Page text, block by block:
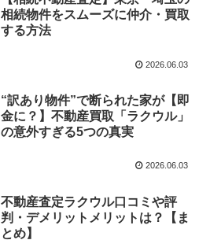
相続物件をスムーズに仲介・買取
する方法
2026.06.03
“訳あり物件”で断られた家が【即
金に？】不動産買取「ラクウル」
の意外すぎる5つの真実
2026.06.03
不動産査定ラクウル口コミや評
判・デメリットメリットは？【ま
とめ】